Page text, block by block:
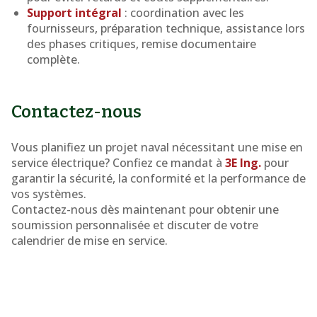
Support intégral : coordination avec les
fournisseurs, préparation technique, assistance lors
des phases critiques, remise documentaire
complète.
Contactez-nous
Vous planifiez un projet naval nécessitant une mise en
service électrique? Confiez ce mandat à 3E Ing. pour
garantir la sécurité, la conformité et la performance de
vos systèmes.
Contactez-nous dès maintenant pour obtenir une
soumission personnalisée et discuter de votre
calendrier de mise en service.